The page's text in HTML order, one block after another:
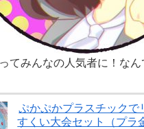
てみんなの人気者に！なん
ぷかぷかプラスチックで
すくい大会セット（プラ